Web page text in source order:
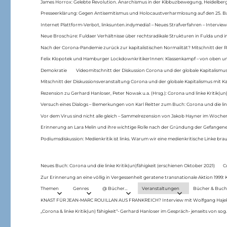
James Horrox: Gelebte Revolution. Anarchismus in der Kibbuzbewegung,
Presseerklärung: Gegen Antisemitismus und Holocaustverharmlosung auf den 25.
Internet Plattform-Verbot, linksunten.indymedia1 – Neues Strafverfahren –
Neue Broschüre: Fuldaer Verhältnisse über rechtsradikale Strukturen in Fulda und
Nach der Corona-Pandemie zurück zur kapitalistischen Normalität? Mitschnitt der
Felix Klopotek und Hamburger LockdownkritikerInnen: Klassenkampf – von oben
Demokratie Videomitschnitt der Diskussion Corona und der globale
Mitschnitt der Diskussionsveranstaltung Corona und der globale Kapitalismus mit
Rezension zu Gerhard Hanloser, Peter Nowak u.a. (Hrsg.): Corona und linke
Versuch eines Dialogs – Bemerkungen von Karl Reitter zum Buch: Corona und die
Vor dem Virus sind nicht alle gleich – Sammelrezension von Jakob Hayner im
Erinnerung an Lara Melin und ihre wichtige Rolle nach der Gründung der
Podiumsdiskussion: Medienkritik ist links. Warum wir eine medienkritische Linke
Neues Buch: Corona und die linke Kritik(un)fähigkeit (erschienen Oktober 2021)
Zur Erinnerung an eine völlig in Vergessenheit geratene transnationale Aktion
Themen Genres @ Bücher… Veranstaltungen Bücher &
KNAST FÜR JEAN-MARC ROUILLAN AUS FRANKREICH? Interview mit Wolfgang
„Corona & linke Kritik(un) fähigkeit“- Gerhard Hanloser im Gespräch- jenseits von